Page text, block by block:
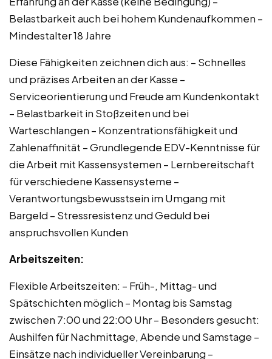
Belastbarkeit auch bei hohem Kundenaufkommen –
Mindestalter 18 Jahre
Diese Fähigkeiten zeichnen dich aus: – Schnelles
und präzises Arbeiten an der Kasse –
Serviceorientierung und Freude am Kundenkontakt
– Belastbarkeit in Stoßzeiten und bei
Warteschlangen – Konzentrationsfähigkeit und
Zahlenaffinität – Grundlegende EDV-Kenntnisse für
die Arbeit mit Kassensystemen – Lernbereitschaft
für verschiedene Kassensysteme –
Verantwortungsbewusstsein im Umgang mit
Bargeld – Stressresistenz und Geduld bei
anspruchsvollen Kunden
Arbeitszeiten:
Flexible Arbeitszeiten: – Früh-, Mittag- und
Spätschichten möglich – Montag bis Samstag
zwischen 7:00 und 22:00 Uhr – Besonders gesucht:
Aushilfen für Nachmittage, Abende und Samstage –
Einsätze nach individueller Vereinbarung –